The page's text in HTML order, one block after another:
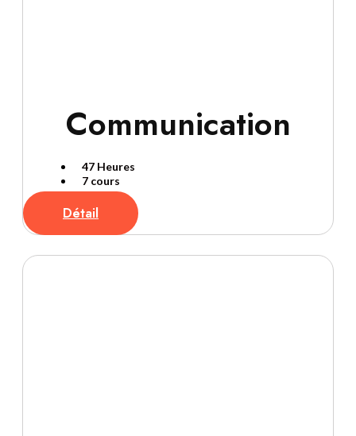
Communication
47 Heures
7 cours
Détail